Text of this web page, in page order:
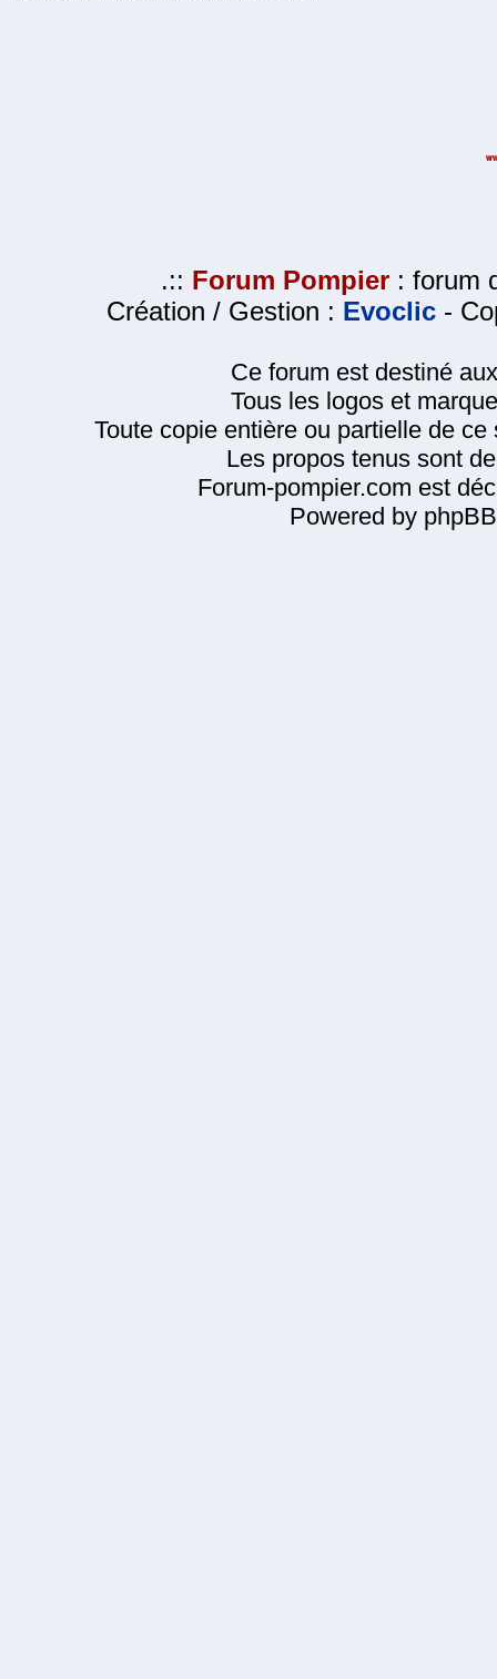
.:: Forum Pompier : forum
Création / Gestion : Evoclic -
Ce forum est destiné
Tous les logos et
Toute copie entière ou partielle de
Les propos tenus sont
Forum-pompier.com est
Powered by